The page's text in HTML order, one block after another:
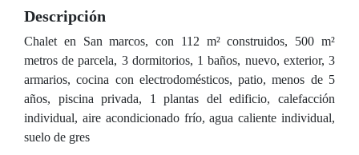
Descripción
Chalet en San marcos, con 112 m² construidos, 500 m²
metros de parcela, 3 dormitorios, 1 baños, nuevo, exterior, 3
armarios, cocina con electrodomésticos, patio, menos de 5
años, piscina privada, 1 plantas del edificio, calefacción
individual, aire acondicionado frío, agua caliente individual,
suelo de gres